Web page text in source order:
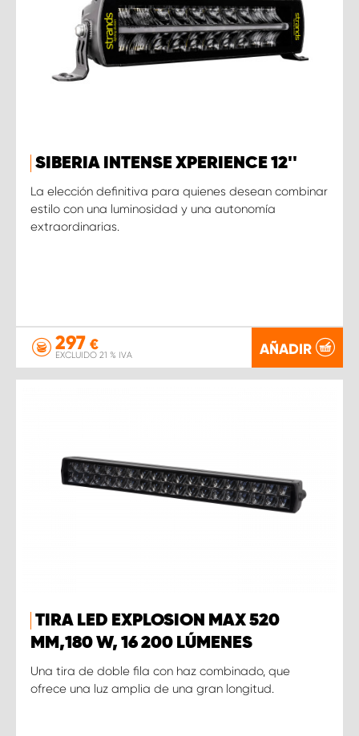
SIBERIA INTENSE XPERIENCE 12''
La elección definitiva para quienes desean combinar
estilo con una luminosidad y una autonomía
extraordinarias.
297 €
EXCLUIDO 21 % IVA AÑADIR
TIRA LED EXPLOSION MAX 520
MM,180 W, 16 200 LÚMENES
Una tira de doble fila con haz combinado, que
ofrece una luz amplia de una gran longitud.